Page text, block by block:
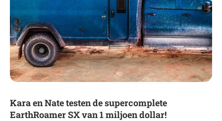
Kara en Nate testen de supercomplete
EarthRoamer SX van 1 miljoen dollar!